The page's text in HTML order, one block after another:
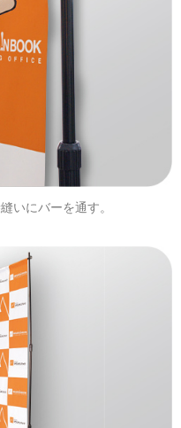
いにバーを通す。